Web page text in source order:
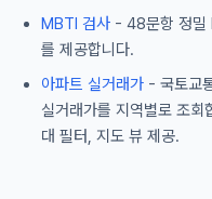
MBTI 검사 - 48문항 정밀
를 제공합니다.
아파트 실거래가 - 국토교
실거래가를 지역별로 조회
대 필터, 지도 뷰 제공.